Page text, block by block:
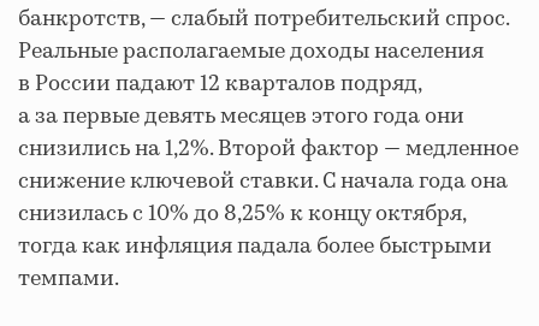
банкротств, — слабый потребительский спрос.
Реальные располагаемые доходы населения
в России падают 12 кварталов подряд,
а за первые девять месяцев этого года они
снизились на 1,2%. Второй фактор — медленное
снижение ключевой ставки. С начала года она
снизилась с 10% до 8,25% к концу октября,
тогда как инфляция падала более быстрыми
темпами.